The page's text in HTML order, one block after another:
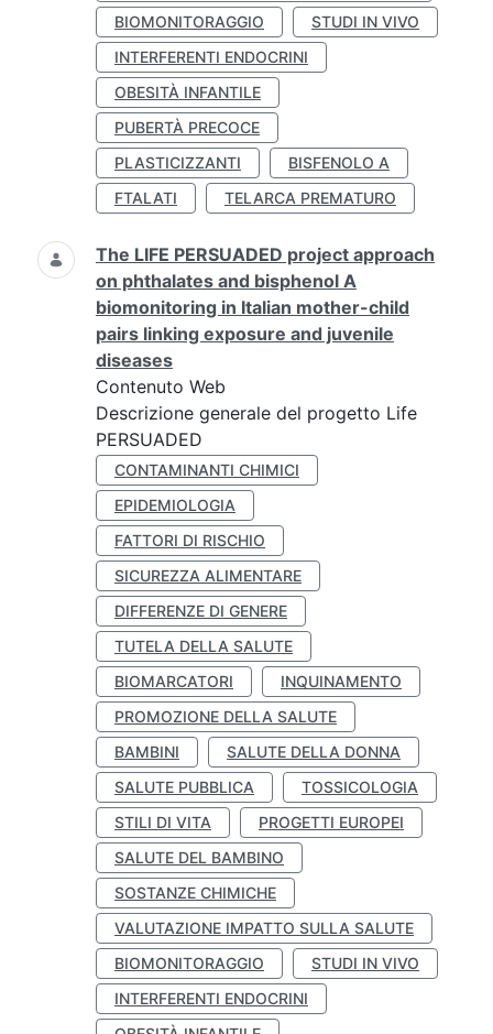
BIOMONITORAGGIO
STUDI IN VIVO
INTERFERENTI ENDOCRINI
OBESITÀ INFANTILE
PUBERTÀ PRECOCE
PLASTICIZZANTI
BISFENOLO A
FTALATI
TELARCA PREMATURO
The LIFE PERSUADED project approach
on phthalates and bisphenol A
biomonitoring in Italian mother-child
pairs linking exposure and juvenile
diseases
Contenuto Web
Descrizione generale del progetto Life
PERSUADED
CONTAMINANTI CHIMICI
EPIDEMIOLOGIA
FATTORI DI RISCHIO
SICUREZZA ALIMENTARE
DIFFERENZE DI GENERE
TUTELA DELLA SALUTE
BIOMARCATORI
INQUINAMENTO
PROMOZIONE DELLA SALUTE
BAMBINI
SALUTE DELLA DONNA
SALUTE PUBBLICA
TOSSICOLOGIA
STILI DI VITA
PROGETTI EUROPEI
SALUTE DEL BAMBINO
SOSTANZE CHIMICHE
VALUTAZIONE IMPATTO SULLA SALUTE
BIOMONITORAGGIO
STUDI IN VIVO
INTERFERENTI ENDOCRINI